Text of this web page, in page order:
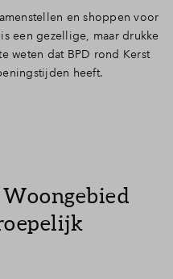
en shoppen voor
een gezellige, maar drukke
weten dat BPD rond Kerst
heeft.